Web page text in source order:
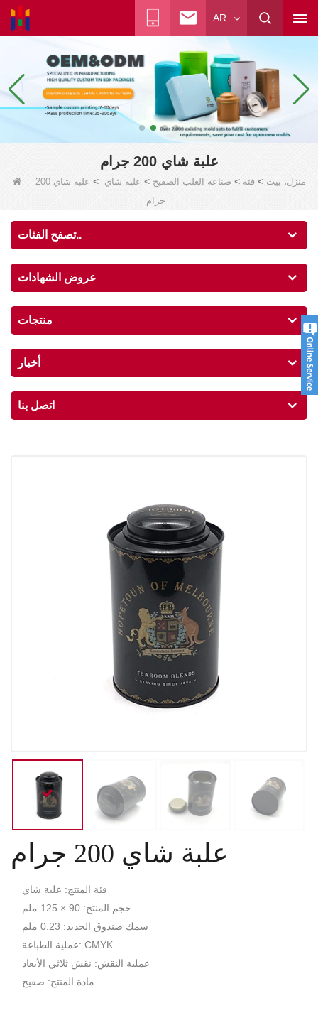
AR
علبة شاي 200 جرام
منزل، بيت >فئة > صناعة العلب الصفيح > علبة شاي >
علبة شاي 200
جرام
تصفح الفئات..
عروض الشهادات
منتجات
أخبار
اتصل بنا
علبة شاي 200 جرام
فئة المنتج: علبة شاي
حجم المنتج: 90 × 125 ملم
سمك صندوق الحديد: 0.23 ملم
عملية الطباعة: CMYK
عملية النقش: نقش ثلاثي الأبعاد
مادة المنتج: صفيح